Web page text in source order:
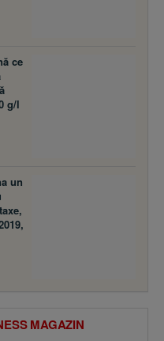
ce
g/l
un
MAGAZIN